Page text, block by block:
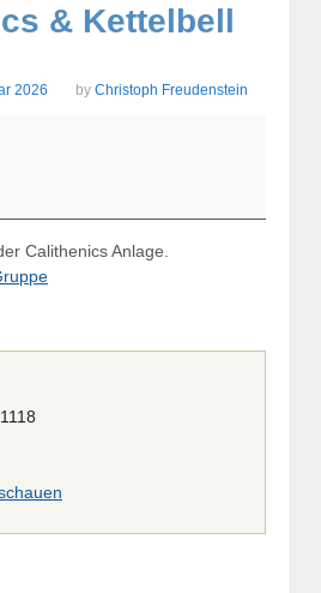
& Kettelbell
2026 by Christoph Freudenstein
Calithenics Anlage.